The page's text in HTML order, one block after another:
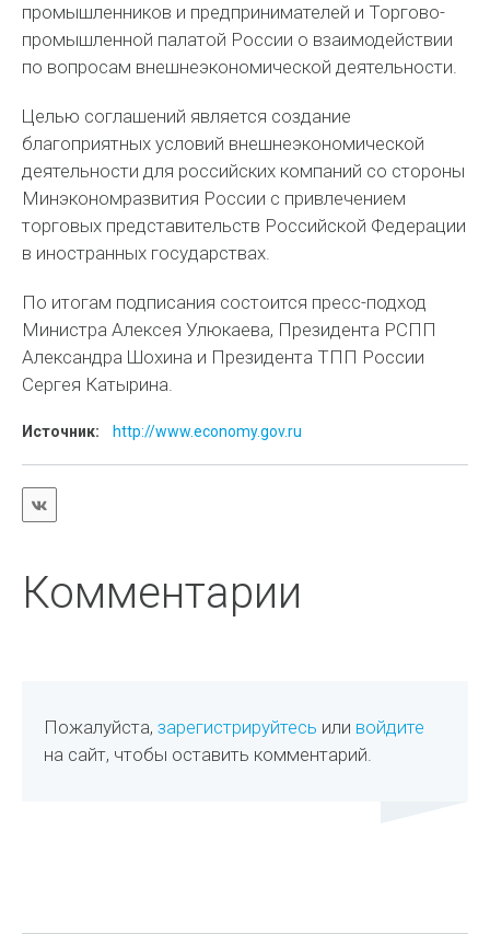
промышленников и предпринимателей и Торгово-
промышленной палатой России о взаимодействии
по вопросам внешнеэкономической деятельности.
Целью соглашений является создание
благоприятных условий внешнеэкономической
деятельности для российских компаний со стороны
Минэкономразвития России с привлечением
торговых представительств Российской Федерации
в иностранных государствах.
По итогам подписания состоится пресс-подход
Министра Алексея Улюкаева, Президента РСПП
Александра Шохина и Президента ТПП России
Сергея Катырина.
Источник: http://www.economy.gov.ru
Комментарии
Пожалуйста,зарегистрируйтесь или войдите
на сайт, чтобы оставить комментарий.